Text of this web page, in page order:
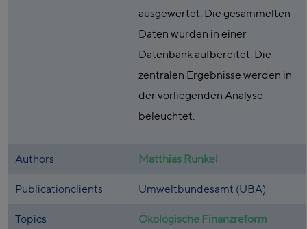
ausgewertet. Die gesammelten
Daten wurden in einer
Datenbank aufbereitet. Die
zentralen Ergebnisse werden in
der vorliegenden Analyse
beleuchtet.
Authors Matthias Runkel
Publicationclients Umweltbundesamt (UBA)
Topics Ökologische Finanzreform